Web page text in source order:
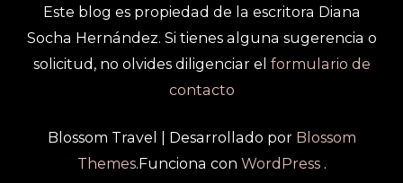
Este blog es propiedad de la escritora Diana
Socha Hernández. Si tienes alguna sugerencia o
solicitud, no olvides diligenciar el formulario de
contacto
Blossom Travel | Desarrollado por Blossom
Themes.Funciona con WordPress.